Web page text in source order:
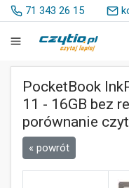
71 343 26 15
PocketBook
11 - 16GB bez
porównanie
« powrót